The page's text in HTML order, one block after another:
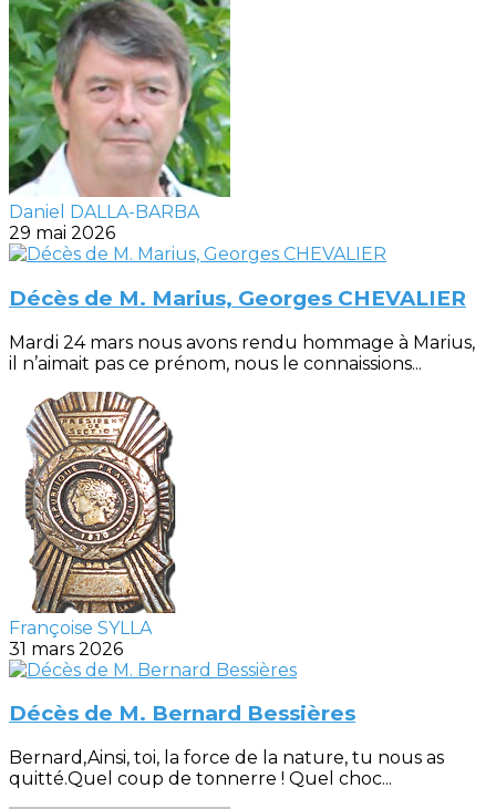
Daniel DALLA-BARBA
29 mai 2026
Décès de M. Marius, Georges CHEVALIER
Mardi 24 mars nous avons rendu hommage à Marius,
il n’aimait pas ce prénom, nous le connaissions...
Françoise SYLLA
31 mars 2026
Décès de M. Bernard Bessières
Bernard,Ainsi, toi, la force de la nature, tu nous as
quitté.Quel coup de tonnerre ! Quel choc...